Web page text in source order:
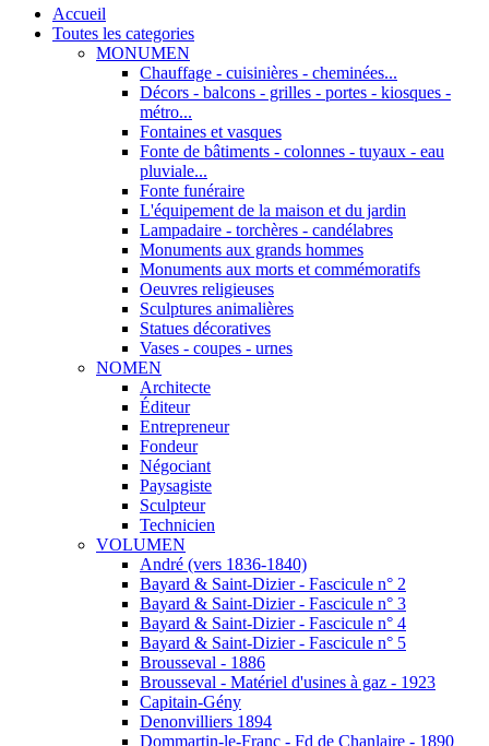
Accueil
Toutes les categories
MONUMEN
Chauffage - cuisinières - cheminées...
Décors - balcons - grilles - portes - kiosques -
métro...
Fontaines et vasques
Fonte de bâtiments - colonnes - tuyaux - eau
pluviale...
Fonte funéraire
L'équipement de la maison et du jardin
Lampadaire - torchères - candélabres
Monuments aux grands hommes
Monuments aux morts et commémoratifs
Oeuvres religieuses
Sculptures animalières
Statues décoratives
Vases - coupes - urnes
NOMEN
Architecte
Éditeur
Entrepreneur
Fondeur
Négociant
Paysagiste
Sculpteur
Technicien
VOLUMEN
André (vers 1836-1840)
Bayard & Saint-Dizier - Fascicule n° 2
Bayard & Saint-Dizier - Fascicule n° 3
Bayard & Saint-Dizier - Fascicule n° 4
Bayard & Saint-Dizier - Fascicule n° 5
Brousseval - 1886
Brousseval - Matériel d'usines à gaz - 1923
Capitain-Gény
Denonvilliers 1894
Dommartin-le-Franc - Fd de Chanlaire - 1890